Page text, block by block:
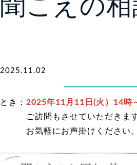
聞こえの
2025.11.02
とき： 2025年11月11日(火）14時
ご訪問もさせていただきます
お気軽にお声掛けください。